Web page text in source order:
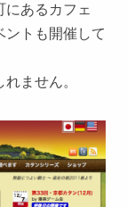
にあるカフェ
ントも開催して
ません。